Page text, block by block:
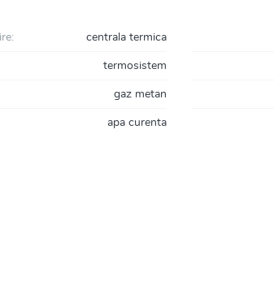
centrala termica
termosistem
gaz metan
apa curenta